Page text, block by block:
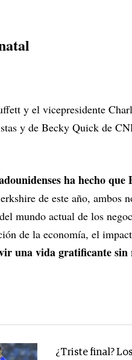
y el vicepresidente
y de Becky Quick de
ha hecho que
de este año, ambos
mundo actual de los
de la economía, el
una vida gratificante sin
¿Triste final?